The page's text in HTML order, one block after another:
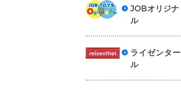
JOBオリジナ
ル
ライゼンター
ル